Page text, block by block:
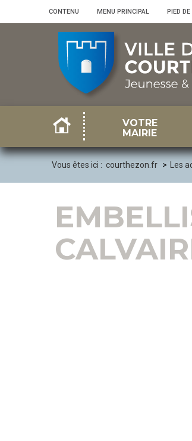
CONTENU MENU PRINCIPAL PIED DE
VOTRE
MAIRIE
Vous êtes ici : courthezon.fr Les